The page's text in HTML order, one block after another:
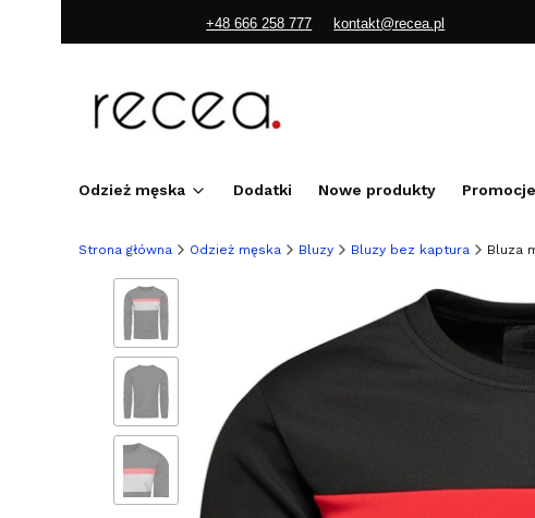
+48 666 258 777 kontakt@recea.pl
Odzież męska Dodatki Nowe produkty Promocje
Strona główna Odzież męska Bluzy Bluzy bez kaptura Bluza